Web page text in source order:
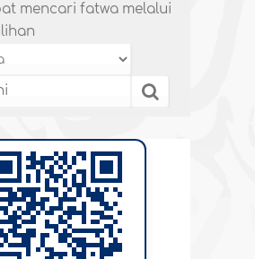
mencari fatwa melalui